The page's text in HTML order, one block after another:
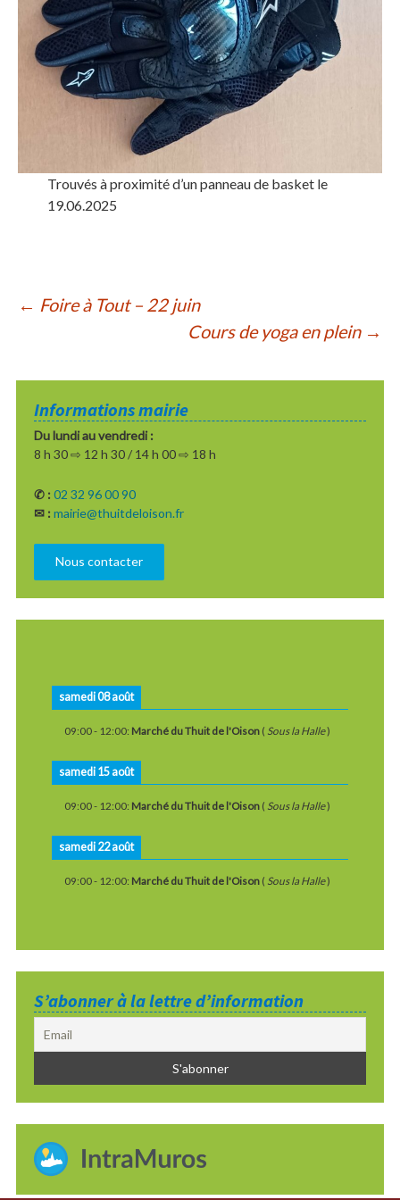
Trouvés à proximité d’un panneau de basket le
19.06.2025
Navigation
des
articles
← Foire à Tout – 22 juin
Cours de yoga en plein →
Informations mairie
Du lundi au vendredi :
8 h 30 ⇨ 12 h 30 / 14 h 00 ⇨ 18 h
✆ : 02 32 96 00 90
✉ : mairie@thuitdeloison.fr
Nous contacter
samedi 08 août
09:00- 12:00: Marché du Thuit de l'Oison( Sous la Halle)
samedi 15 août
09:00- 12:00: Marché du Thuit de l'Oison( Sous la Halle)
samedi 22 août
09:00- 12:00: Marché du Thuit de l'Oison( Sous la Halle)
S’abonner à la lettre d’information